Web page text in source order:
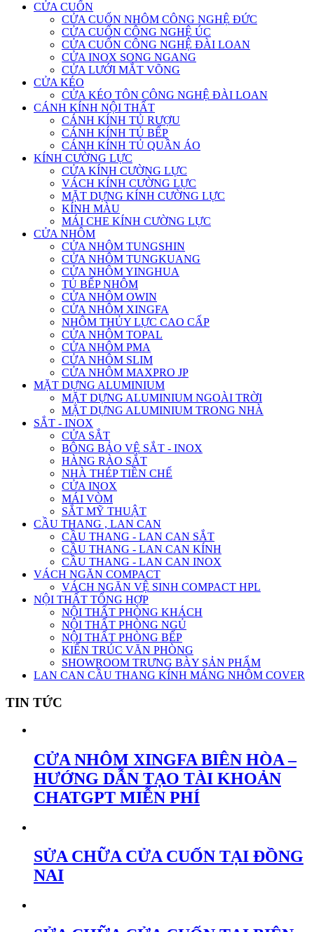
CỬA CUỐN
CỬA CUỐN NHÔM CÔNG NGHỆ ĐỨC
CỬA CUỐN CÔNG NGHỆ ÚC
CỬA CUỐN CÔNG NGHỆ ĐÀI LOAN
CỬA INOX SONG NGANG
CỬA LƯỚI MẮT VÕNG
CỬA KÉO
CỬA KÉO TÔN CÔNG NGHỆ ĐÀI LOAN
CÁNH KÍNH NỘI THẤT
CÁNH KÍNH TỦ RƯỢU
CÁNH KÍNH TỦ BẾP
CÁNH KÍNH TỦ QUẦN ÁO
KÍNH CƯỜNG LỰC
CỬA KÍNH CƯỜNG LỰC
VÁCH KÍNH CƯỜNG LỰC
MẶT DỰNG KÍNH CƯỜNG LỰC
KÍNH MÀU
MÁI CHE KÍNH CƯỜNG LỰC
CỬA NHÔM
CỬA NHÔM TUNGSHIN
CỬA NHÔM TUNGKUANG
CỬA NHÔM YINGHUA
TỦ BẾP NHÔM
CỬA NHÔM OWIN
CỬA NHÔM XINGFA
NHÔM THỦY LỰC CAO CẤP
CỬA NHÔM TOPAL
CỬA NHÔM PMA
CỬA NHÔM SLIM
CỬA NHÔM MAXPRO JP
MẶT DỰNG ALUMINIUM
MẶT DỰNG ALUMINIUM NGOÀI TRỜI
MẶT DỰNG ALUMINIUM TRONG NHÀ
SẮT - INOX
CỬA SẮT
BÔNG BẢO VỆ SẮT - INOX
HÀNG RÀO SẮT
NHÀ THÉP TIỀN CHẾ
CỬA INOX
MÁI VÒM
SẮT MỸ THUẬT
CẦU THANG , LAN CAN
CẦU THANG - LAN CAN SẮT
CẦU THANG - LAN CAN KÍNH
CẦU THANG - LAN CAN INOX
VÁCH NGĂN COMPACT
VÁCH NGĂN VỆ SINH COMPACT HPL
NỘI THẤT TỔNG HỢP
NỘI THẤT PHÒNG KHÁCH
NỘI THẤT PHÒNG NGỦ
NỘI THẤT PHÒNG BẾP
KIẾN TRÚC VĂN PHÒNG
SHOWROOM TRƯNG BÀY SẢN PHẨM
LAN CAN CẦU THANG KÍNH MÁNG NHÔM COVER
TIN TỨC
CỬA NHÔM XINGFA BIÊN HÒA –
HƯỚNG DẪN TẠO TÀI KHOẢN
CHATGPT MIỄN PHÍ
SỬA CHỮA CỬA CUỐN TẠI ĐỒNG
NAI